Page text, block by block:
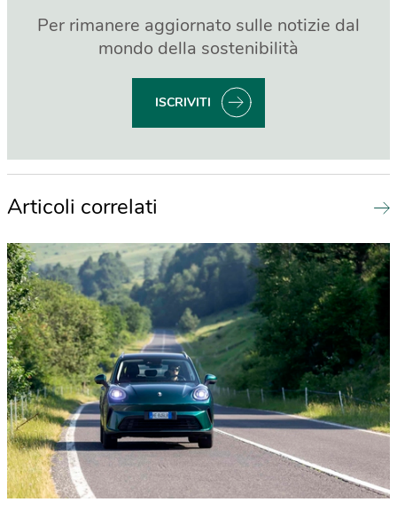
Per rimanere aggiornato sulle notizie dal
mondo della sostenibilità
ISCRIVITI
Articoli correlati